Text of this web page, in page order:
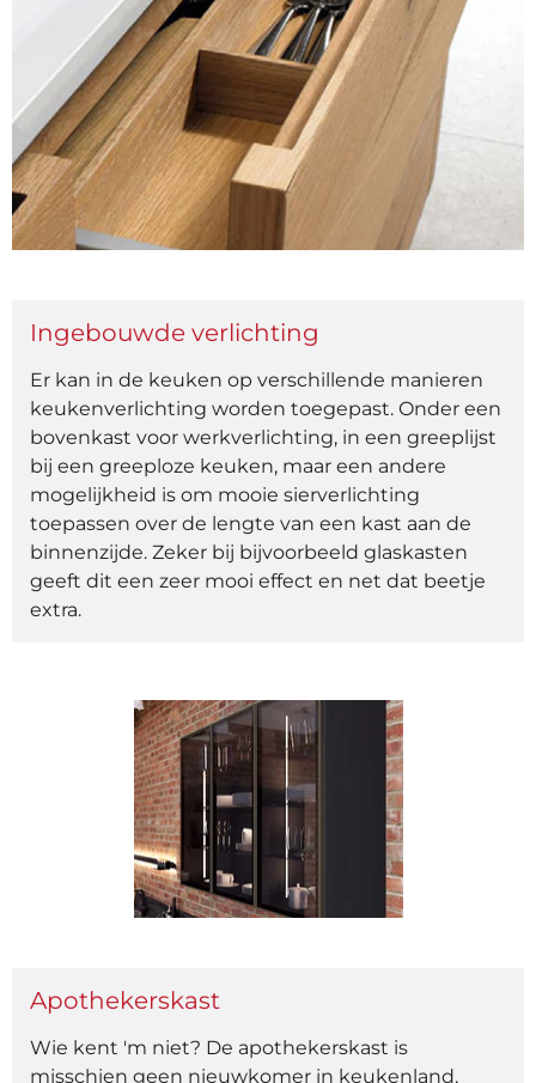
Ingebouwde verlichting
Er kan in de keuken op verschillende manieren
keukenverlichting worden toegepast. Onder een
bovenkast voor werkverlichting, in een greeplijst
bij een greeploze keuken, maar een andere
mogelijkheid is om mooie sierverlichting
toepassen over de lengte van een kast aan de
binnenzijde. Zeker bij bijvoorbeeld glaskasten
geeft dit een zeer mooi effect en net dat beetje
extra.
Apothekerskast
Wie kent 'm niet? De apothekerskast is
misschien geen nieuwkomer in keukenland,